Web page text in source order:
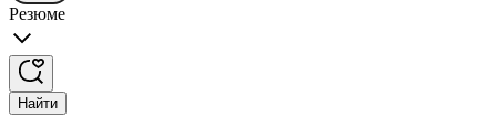
Резюме
Найти